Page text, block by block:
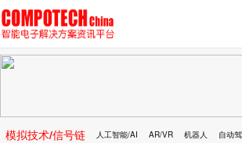
模拟技术/信号链 人工智能/AI AR/VR 机器人 自动